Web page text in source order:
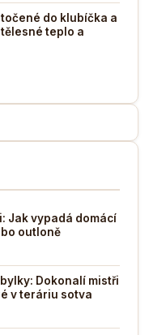
do klubíčka a
teplo a
Jak vypadá domácí
outloně
Dokonalí mistři
v teráriu sotva